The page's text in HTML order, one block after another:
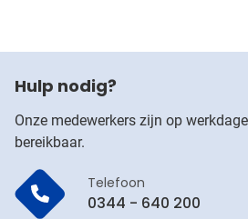
Hulp nodig?
Onze medewerkers zijn op
bereikbaar.
Telefoon
0344 - 640 200